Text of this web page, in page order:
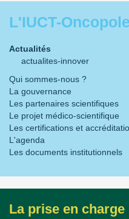
L'IUCT-Oncopole
Actualités
actualites-innover
Qui sommes-nous ?
La gouvernance
Les partenaires scientifiques
Le projet médico-scientifique
Les certifications et
L'agenda
Les documents institutionnels
La prise en charge